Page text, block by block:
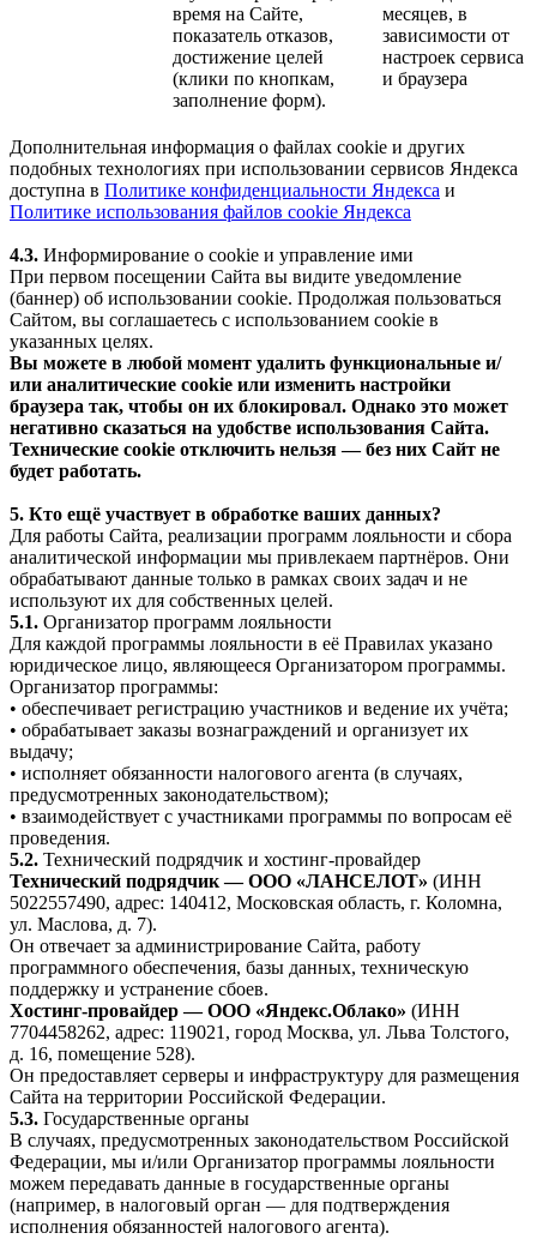
время на Сайте,
показатель отказов,
достижение целей
(клики по кнопкам,
заполнение форм).
месяцев, в
зависимости от
настроек сервиса
и браузера
Дополнительная информация о файлах cookie и других
подобных технологиях при использовании сервисов Яндекса
доступна в Политике конфиденциальности Яндекса и
Политике использования файлов cookie Яндекса
4.3. Информирование о cookie и управление ими
При первом посещении Сайта вы видите уведомление
(баннер) об использовании cookie. Продолжая пользоваться
Сайтом, вы соглашаетесь с использованием cookie в
указанных целях.
Вы можете в любой момент удалить функциональные и/
или аналитические cookie или изменить настройки
браузера так, чтобы он их блокировал. Однако это может
негативно сказаться на удобстве использования Сайта.
Технические cookie отключить нельзя — без них Сайт не
будет работать.
5. Кто ещё участвует в обработке ваших данных?
Для работы Сайта, реализации программ лояльности и сбора
аналитической информации мы привлекаем партнёров. Они
обрабатывают данные только в рамках своих задач и не
используют их для собственных целей.
5.1. Организатор программ лояльности
Для каждой программы лояльности в её Правилах указано
юридическое лицо, являющееся Организатором программы.
Организатор программы:
• обеспечивает регистрацию участников и ведение их учёта;
• обрабатывает заказы вознаграждений и организует их
выдачу;
• исполняет обязанности налогового агента (в случаях,
предусмотренных законодательством);
• взаимодействует с участниками программы по вопросам её
проведения.
5.2. Технический подрядчик и хостинг-провайдер
Технический подрядчик — ООО «ЛАНСЕЛОТ» (ИНН
5022557490, адрес: 140412, Московская область, г. Коломна,
ул. Маслова, д. 7).
Он отвечает за администрирование Сайта, работу
программного обеспечения, базы данных, техническую
поддержку и устранение сбоев.
Хостинг-провайдер — ООО «Яндекс.Облако» (ИНН
7704458262, адрес: 119021, город Москва, ул. Льва Толстого,
д. 16, помещение 528).
Он предоставляет серверы и инфраструктуру для размещения
Сайта на территории Российской Федерации.
5.3. Государственные органы
В случаях, предусмотренных законодательством Российской
Федерации, мы и/или Организатор программы лояльности
можем передавать данные в государственные органы
(например, в налоговый орган — для подтверждения
исполнения обязанностей налогового агента).